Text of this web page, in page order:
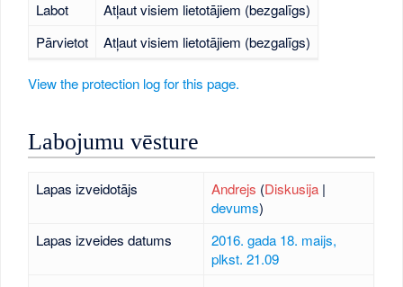
Labot
Atļaut visiem lietotājiem (bezgalīgs)
Pārvietot
Atļaut visiem lietotājiem (bezgalīgs)
View the protection log for this page.
Labojumu vēsture
Lapas izveidotājs Andrejs (Diskusija|
devums)
Lapas izveides datums
2016. gada 18. maijs,
plkst. 21.09